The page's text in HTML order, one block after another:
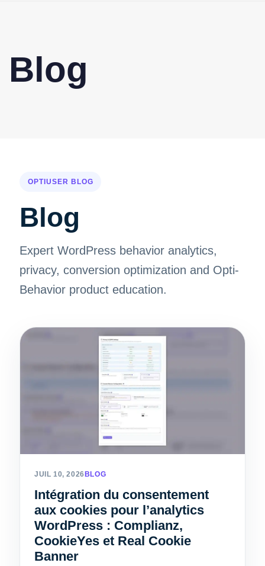
Blog
OPTIUSER BLOG
Blog
Expert WordPress behavior analytics,
privacy, conversion optimization and Opti-
Behavior product education.
JUIL 10, 2026BLOG
Intégration du consentement
aux cookies pour l’analytics
WordPress : Complianz,
CookieYes et Real Cookie
Banner